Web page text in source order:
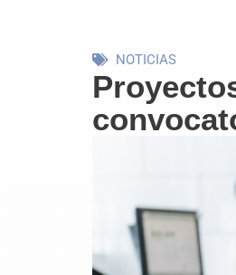
NOTICIAS